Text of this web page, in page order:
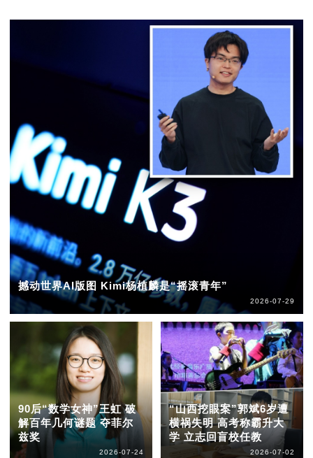
撼动世界AI版图 Kimi杨植麟是“摇滚青年”
2026-07-29
90后“数学女神”王虹 破
解百年几何谜题 夺菲尔
兹奖
2026-07-24
“山西挖眼案”郭斌6岁遭
横祸失明 高考称霸升大
学 立志回盲校任教
2026-07-02